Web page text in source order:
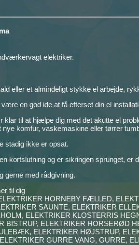
elektriker.
eller et almindeligt stykke el arbejde,
en god ide at få efterset din el
til at hjælpe dig med det akutte el
komfur, vaskemaskine eller tørrer
stadig ikke er opsat.
kortslutning og er sikringen sprunget,
gerne med rådgivning.
til dig
HORNEBY FÆLLED,
SAUNTE, ELEKTRIKER
ELEKTRIKER KLOSTERRIS
BISTRUP, ELEKTRIKER
ELEKTRIKER HØJSTRUP,
GURRE VANG, GURRE,